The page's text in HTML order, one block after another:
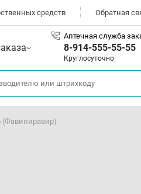
средств Обратная
Аптечная служба
8-914-555-55-55
Круглосуточно
(Фавипиравир)